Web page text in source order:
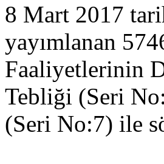
8 Mart 2017
yayımlanan
Faaliyetlerinin
Tebliği (Seri
(Seri No:7) ile